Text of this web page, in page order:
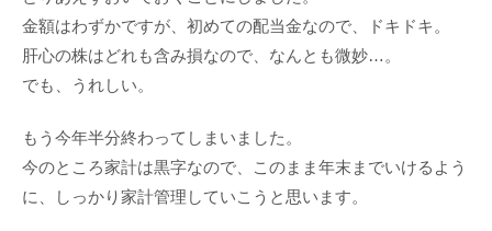
金額はわずかですが、初めての配当金なので、ドキドキ。
肝心の株はどれも含み損なので、なんとも微妙…。
でも、うれしい。
もう今年半分終わってしまいました。
今のところ家計は黒字なので、このまま年末までいけるよう
に、しっかり家計管理していこうと思います。